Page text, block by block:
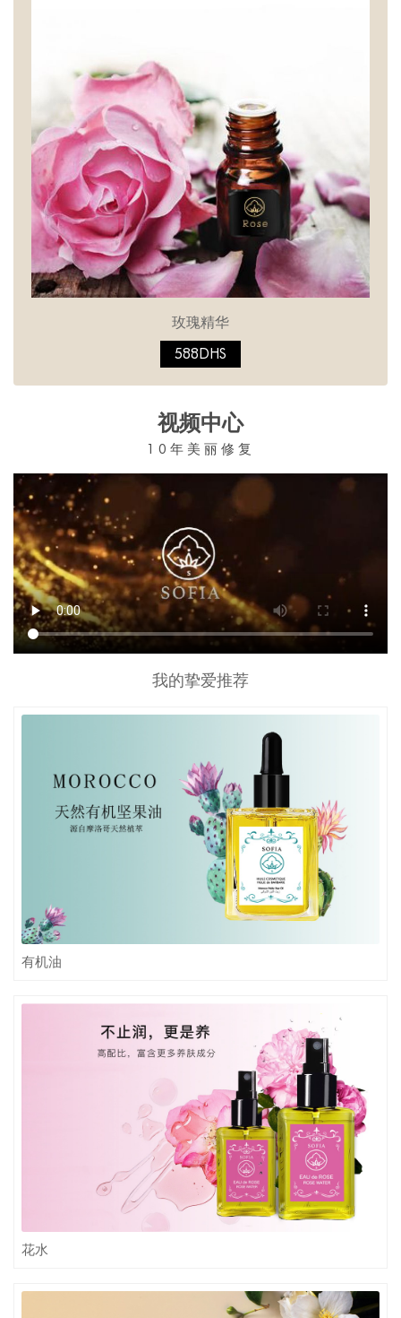
玫瑰精华
588DHS
视频中心
10年美丽修复
我的挚爱推荐
有机油
花水